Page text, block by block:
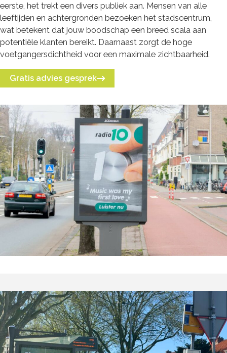
eerste, het trekt een divers publiek aan. Mensen van alle
leeftijden en achtergronden bezoeken het stadscentrum,
wat betekent dat jouw boodschap een breed scala aan
potentiële klanten bereikt. Daarnaast zorgt de hoge
voetgangersdichtheid voor een maximale zichtbaarheid.
Gratis advies gesprek